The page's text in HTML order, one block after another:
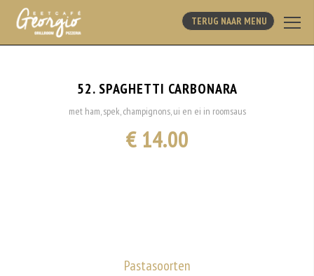
TERUG NAAR MENU
52. SPAGHETTI CARBONARA
met ham, spek, champignons, ui en ei in roomsaus
€ 14.00
Pastasoorten